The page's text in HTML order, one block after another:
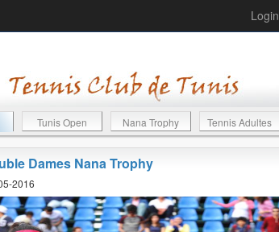
Login
Tunis Open Nana Trophy Tennis Adultes
Dames Nana Trophy
2016